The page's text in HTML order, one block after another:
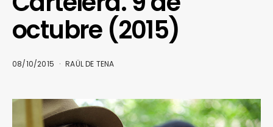
octubre (2015)
08/10/2015 RAÜL DE TENA